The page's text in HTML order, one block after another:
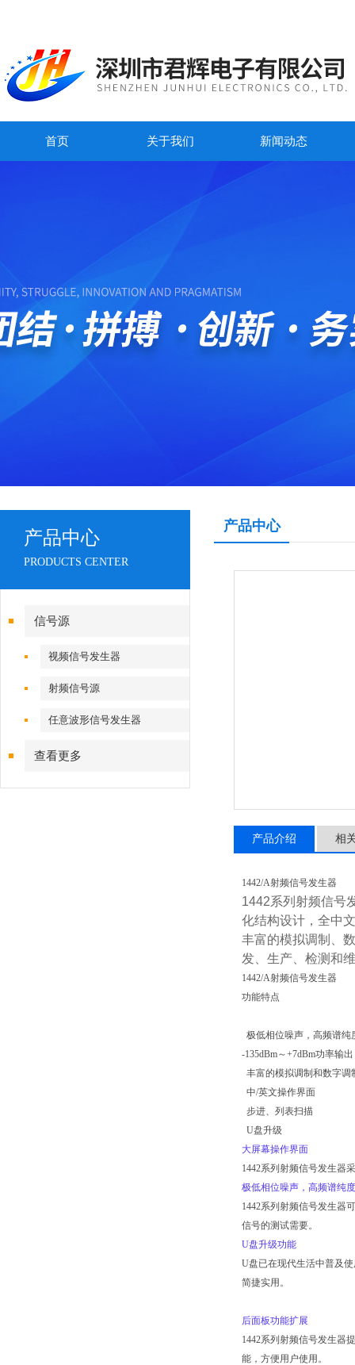
首页 关于我们 新闻动态
产品中心
PRODUCTS CENTER
信号源
视频信号发生器
射频信号源
任意波形信号发生器
查看更多
产品中心
产品介绍 相
1442/A射频信号发生器
1442系列射频信号
化结构设计， 全中
丰富的模拟调制、
发、生产、检测和
1442/A射频信号发生器
功能特点
极低相位噪声，高频谱
-135dBm～+7dBm功率输出
丰富的模拟调制和数字调
中/英文操作界面
步进、列表扫描
U盘升级
大屏幕操作界面
1442系列射频信号发生器
极低相位噪声，高频谱纯度
1442系列射频信号发生器
信号的测试需要。
U盘升级功能
U盘已在现代生活中普及
简捷实用。
后面板功能扩展
1442系列射频信号发生器
能，方便用户使用。